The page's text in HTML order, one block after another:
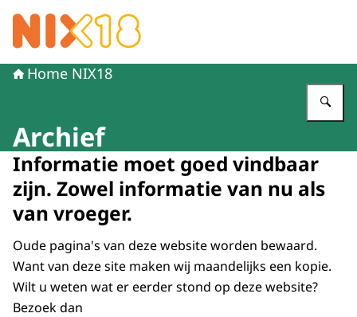
Naar de homepage van NIX18
Home NIX18
Archief
Informatie moet goed vindbaar
zijn. Zowel informatie van nu als
van vroeger.
Oude pagina's van deze website worden bewaard.
Want van deze site maken wij maandelijks een kopie.
Wilt u weten wat er eerder stond op deze website?
Bezoek dan